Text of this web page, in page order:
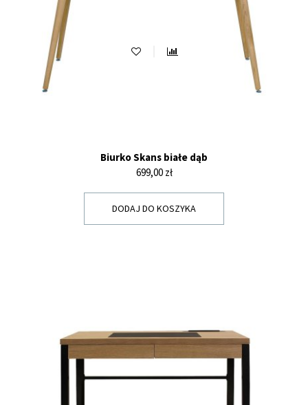
Biurko Skans białe dąb
Cena
699,00 zł
DODAJ DO KOSZYKA